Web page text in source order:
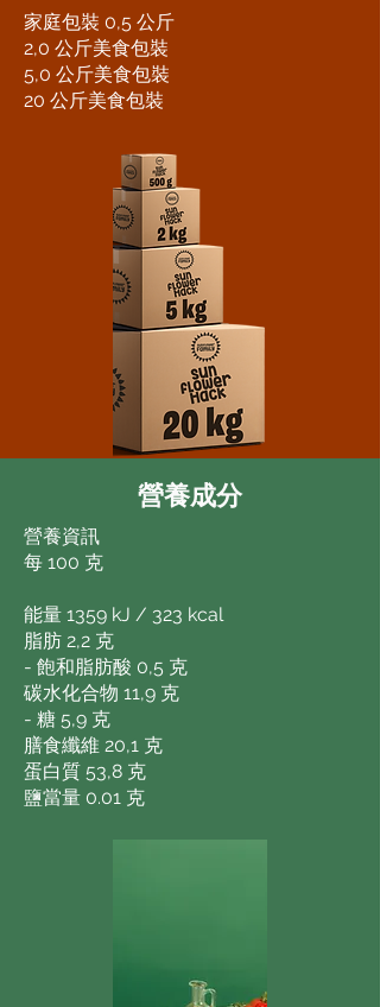
家庭包裝 0,5 公斤
2,0 公斤美食包裝
5,0 公斤美食包裝
20 公斤美食包裝
營養成分
營養資訊
每 100 克
能量 1359 kJ / 323 kcal
脂肪 2,2 克
- 飽和脂肪酸 0,5 克
碳水化合物 11,9 克
- 糖 5,9 克
膳食纖維 20,1 克
蛋白質 53,8 克
鹽當量 0.01 克